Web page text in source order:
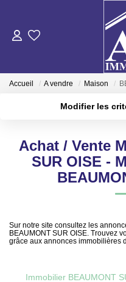
ON
Accueil A vendre Maison
Modifier les
Sélectionnez...
Type de bien
Achat / Vente
SUR OISE -
Sur notre site consultez les
BEAUMONT SUR OISE. Trouvez
grâce aux annonces immobilières
Immobilier BEAUMONT